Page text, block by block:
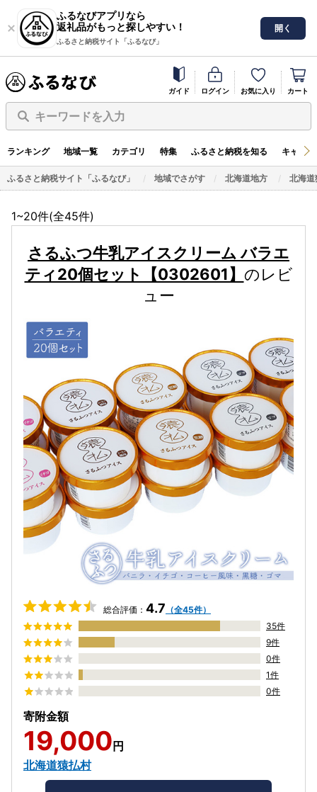
ふるなびアプリなら
返礼品がもっと探しやすい！
ふるさと納税サイト「ふるなび」
開く
ガイド ログイン お気に入り カート
キーワードを入力
ランキング 地域一覧 カテゴリ 特集 ふるさと納税を知る キャン
ふるさと納税サイト「ふるなび」 地域でさがす 北海道地方 北海道
1~20件(全45件)
さるふつ牛乳アイスクリーム バラエ
ティ20個セット【0302601】 のレビ
ュー
総合評価： 4.7 （全45件）
35件
9件
0件
1件
0件
寄附金額
19,000 円
北海道猿払村